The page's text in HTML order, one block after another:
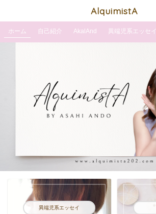
AlquimistA
ホーム 自己紹介 AkalAnd 異端児系エッセイ
異端児系エッセイ